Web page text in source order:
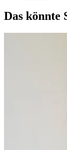
Das könnte